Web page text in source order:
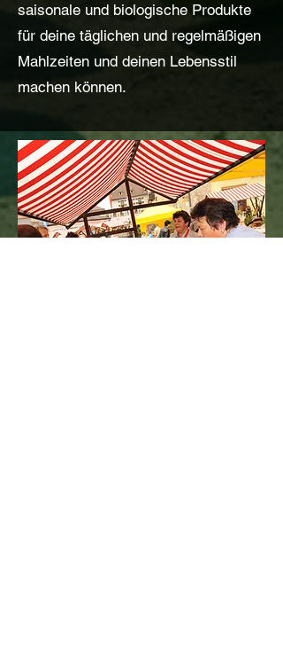
saisonale und biologische Produkte
für deine täglichen und regelmäßigen
Mahlzeiten und deinen Lebensstil
machen können.